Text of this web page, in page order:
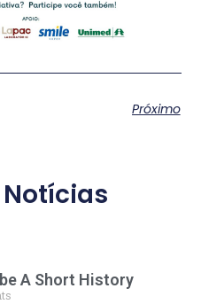
Próximo
A Short History